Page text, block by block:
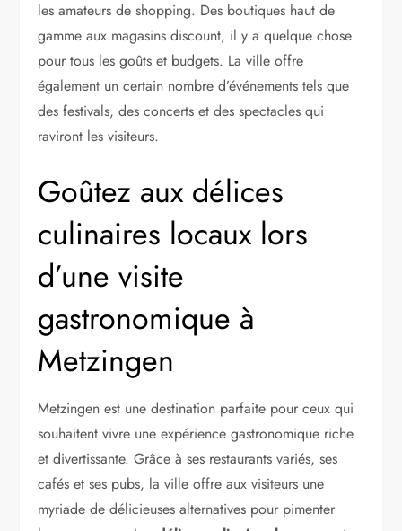
les amateurs de shopping. Des boutiques haut de
gamme aux magasins discount, il y a quelque chose
pour tous les goûts et budgets. La ville offre
également un certain nombre d’événements tels que
des festivals, des concerts et des spectacles qui
raviront les visiteurs.
Goûtez aux délices
culinaires locaux lors
d’une visite
gastronomique à
Metzingen
Metzingen est une destination parfaite pour ceux qui
souhaitent vivre une expérience gastronomique riche
et divertissante. Grâce à ses restaurants variés, ses
cafés et ses pubs, la ville offre aux visiteurs une
myriade de délicieuses alternatives pour pimenter